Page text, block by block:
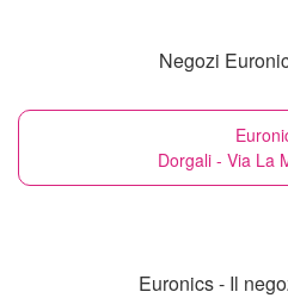
Negozi
Dorgali - Via La
Euronics - Il